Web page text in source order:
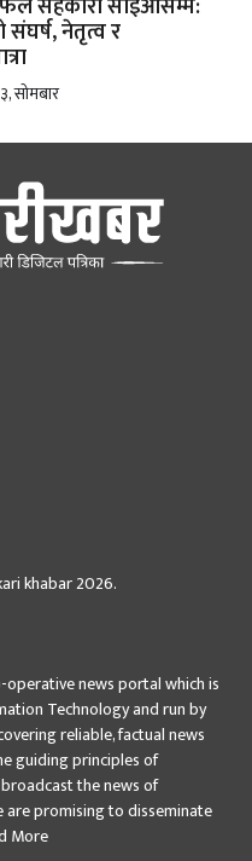
संघर्ष, नेतृत्व र
सोमबार
khabar2026.
operative news portal which is
Technology and run by
reliable, factual news
guiding principles of
the news of
promising to disseminate
More